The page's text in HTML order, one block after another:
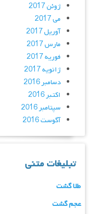
ژوئن 2017
می 2017
آوریل 2017
مارس 2017
فوریه 2017
ژانویه 2017
دسامبر 2016
اکتبر 2016
سپتامبر 2016
آگوست 2016
تبلیغات متنی
طلا گشت
عجم گشت